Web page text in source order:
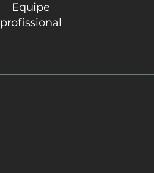
Equipe
profissional